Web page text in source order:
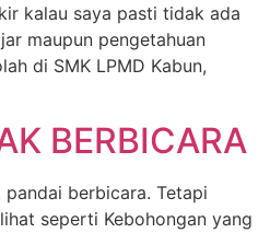
kalau saya pasti tidak ada
maupun pengetahuan
di SMK LPMD Kabun,
BERBICARA
berbicara. Tetapi
seperti Kebohongan yang